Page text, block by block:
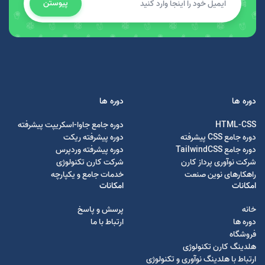
پیوستن
دوره ها
HTML-CSS
دوره جامع CSS پیشرفته
دوره جامع TailwindCSS
شرکت نوآوری پرداز کارن
راهکارهای نوین صنعت
دوره ها
دوره جامع جاوا-اسکریپت پیشرفته
دوره پیشرفته ریکت
دوره پیشرفته وردپرس
شرکت کارن تکنولوژی
خدمات جامع و یکپارچه
امکانات
خانه
دوره ها
فروشگاه
هلدینگ کارن تکنولوژی
ارتباط با هلدینگ نوآوری و تکنولوژی
امکانات
پرسش و پاسخ
ارتباط با ما